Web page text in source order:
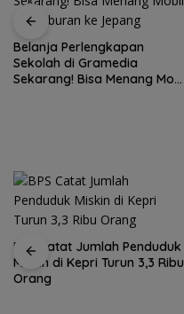
Belanja Perlengkapan
Sekolah di Gramedia
Sekarang! Bisa Menang Mobil
BPS Catat Jumlah Penduduk
Miskin di Kepri Turun 3,3 Ribu
Orang